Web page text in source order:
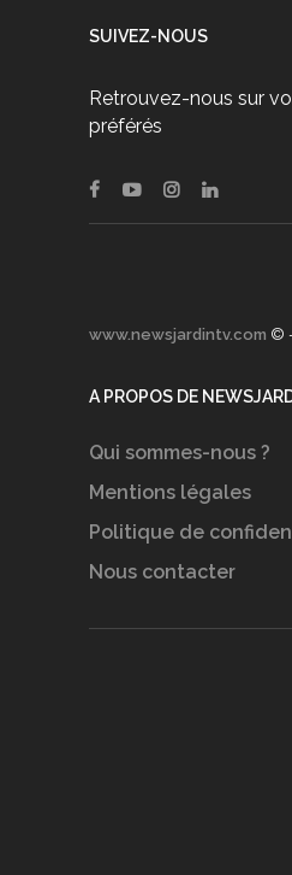
SUIVEZ-NOUS
Retrouvez-nous sur
préférés
www.newsjardintv.com ©
A PROPOS DE
Qui sommes-nous ?
Mentions légales
Politique de
Nous contacter